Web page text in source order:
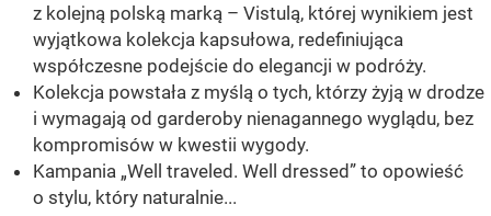
z kolejną polską marką – Vistulą, której wynikiem jest
wyjątkowa kolekcja kapsułowa, redefiniująca
współczesne podejście do elegancji w podróży.
Kolekcja powstała z myślą o tych, którzy żyją w drodze
i wymagają od garderoby nienagannego wyglądu, bez
kompromisów w kwestii wygody.
Kampania „Well traveled. Well dressed” to opowieść
o stylu, który naturalnie...